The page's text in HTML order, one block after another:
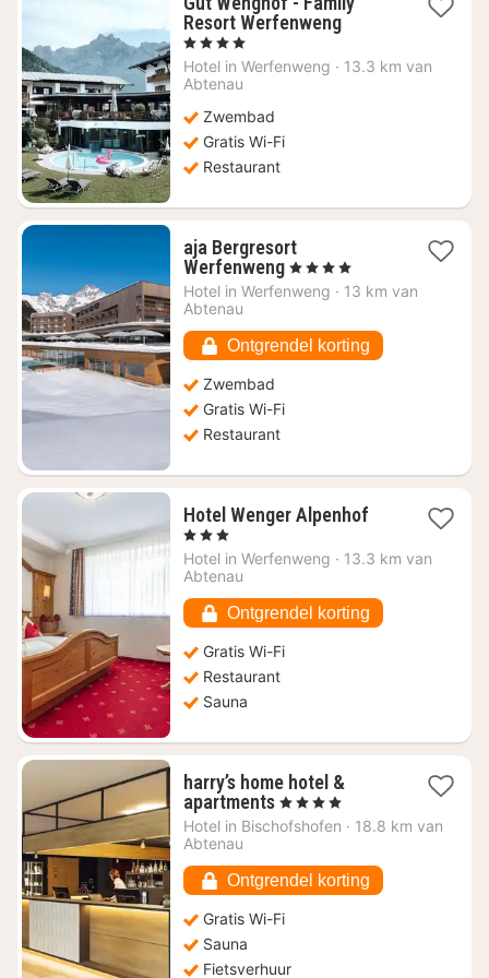
Resort Werfenweng1
vanaf
, 4 Sterren
Hotel in Werfenweng · 13.3 km van
Abtenau
Zwembad
Gratis Wi-Fi
Restaurant
aja Bergresort
Werfenweng1
nacht
vanaf
206,60
, 4 Sterren
Hotel in Werfenweng · 13 km van
Abtenau
Ontgrendel korting
Zwembad
Gratis Wi-Fi
Restaurant
Hotel Wenger Alpenhof1
vanaf
, 3 Sterren
Hotel in Werfenweng · 13.3 km van
Abtenau
Ontgrendel korting
Gratis Wi-Fi
Restaurant
Sauna
harry’s home hotel &
apartments1
nacht
109,97
, 4 Sterren
Hotel in Bischofshofen · 18.8 km van
Abtenau
Ontgrendel korting
Gratis Wi-Fi
Sauna
Fietsverhuur